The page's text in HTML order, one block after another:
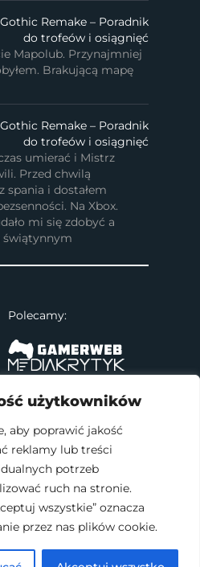
użytkowników
aby poprawić jakość
reklamy lub treści
potrzeb
ruch na stronie.
wszystkie” oznacza
przez nas plików cookie.
Gothic Remake – Poradnik
do trofeów i osiągnięć
Mapolub. Przynajmniej
Brakującą mapę
Gothic Remake – Poradnik
do trofeów i osiągnięć
umierać i Mistrz
Przed chwilą
spania i dostałem
Na Xbox.
mi się zdobyć a
świątynnym
Polecamy: